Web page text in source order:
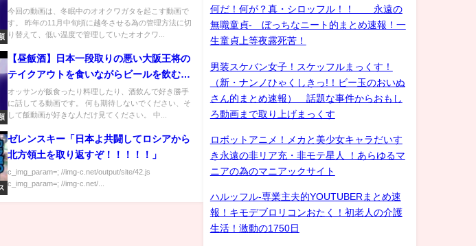
今回の動画は、冬眠中のオオクワガタを起こす動画で
す。 昨年の11月中旬頃に越冬させる為の管理方法に切
り替えて、低い温度で管理していたオオクワ...
【昼飯酒】日本一段取りの悪い大阪王将の
テイクアウトを食いながらビールを飲む
【飯テロ】【飯動画】【酒動画】
オッサンが飯食ったり料理したり、酒飲んで好き勝手
に話してる動画です。 何も期待しないでください、そ
して飯動画が好きな人だけ見てください。 中...
ゼレンスキー「日本よ共闘してロシアから
北方領土を取り返すぞ！！！！！」
c_img_param=; //img-c.net/output/site/42.js
c_img_param=; //img-c.net/...
何だ！何が？真・シロッフル！！ 永遠の
無職童貞- ぼっちなニート的まとめ速報！一
生童貞上等夜露死苦！
男装スケバン女子！スケッフルまっくす！
（新・ナンノひゃくしきっ!！ビー玉のおいぬ
さん的まとめ速報） 話題な事件からおもし
ろ動画まで取り上げまっくす
ロボットアニメ！メカと美少女キャラだいす
き永遠の非リア充・非モテ星人 ！あらゆるマ
ニアの為のマニアックサイト
ハルッフル-専業主夫的YOUTUBERまとめ速
報！キモデブロリコンおたく！初老人の介護
生活！激動の1750日